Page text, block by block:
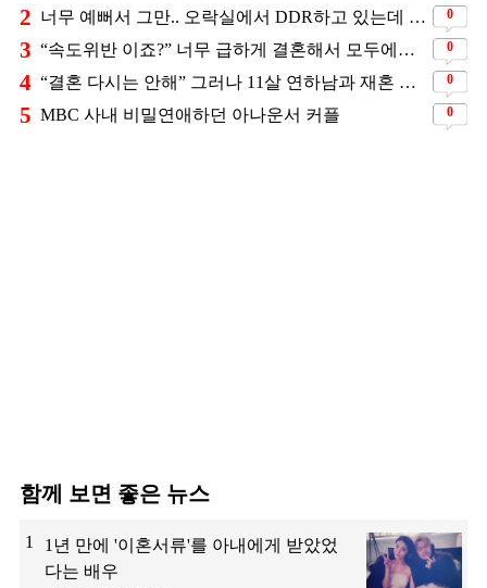
2 너무 예뻐서 그만.. 오락실에서 DDR하고 있는데 지나가던 이상민이 캐스팅했다는 연예인 0
3 “속도위반 이죠?” 너무 급하게 결혼해서 모두에게 의심 받았던 스타 0
4 “결혼 다시는 안해” 그러나 11살 연하남과 재혼 발표 0
5 MBC 사내 비밀연애하던 아나운서 커플 0
함께 보면 좋은 뉴스
1
1년 만에 '이혼서류'를 아내에게 받았었
다는 배우